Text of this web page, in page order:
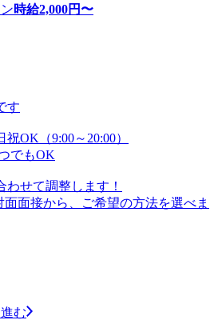
時給2,000円〜
す
OK（9:00～20:00）
でもOK
せて調整します！
面接から、ご希望の方法を選べま
む